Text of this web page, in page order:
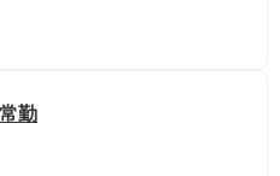
勤